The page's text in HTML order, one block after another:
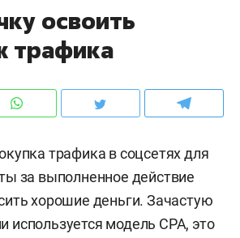
освоить
трафика
трафика в соцсетях для
за выполненное действие
хорошие деньги. Зачастую
используется модель СРА, это